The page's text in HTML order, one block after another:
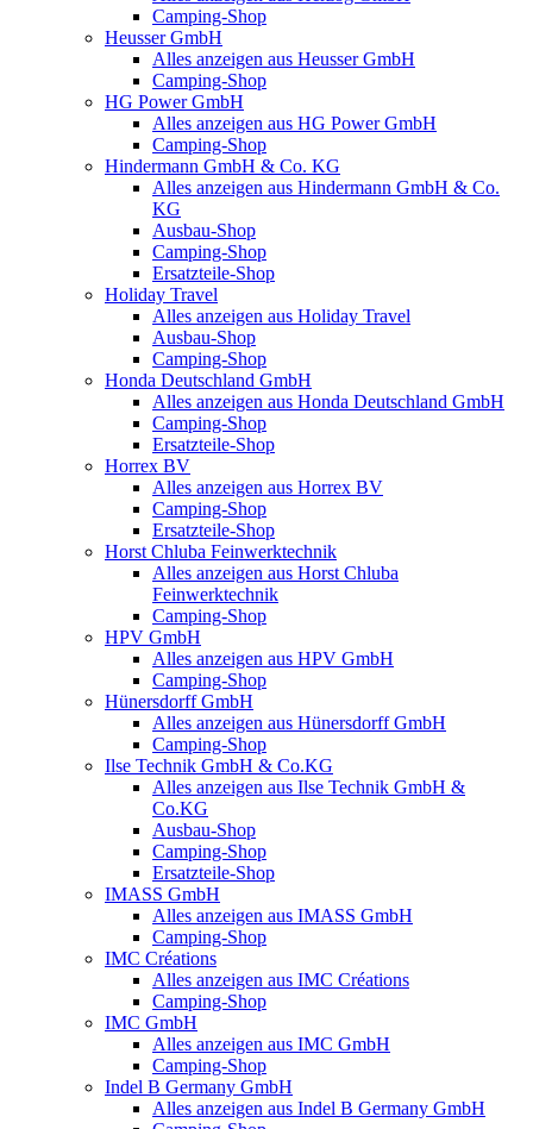
Camping-Shop
Heusser GmbH
Alles anzeigen aus Heusser GmbH
Camping-Shop
HG Power GmbH
Alles anzeigen aus HG Power GmbH
Camping-Shop
Hindermann GmbH & Co. KG
Alles anzeigen aus Hindermann GmbH & Co.
KG
Ausbau-Shop
Camping-Shop
Ersatzteile-Shop
Holiday Travel
Alles anzeigen aus Holiday Travel
Ausbau-Shop
Camping-Shop
Honda Deutschland GmbH
Alles anzeigen aus Honda Deutschland GmbH
Camping-Shop
Ersatzteile-Shop
Horrex BV
Alles anzeigen aus Horrex BV
Camping-Shop
Ersatzteile-Shop
Horst Chluba Feinwerktechnik
Alles anzeigen aus Horst Chluba
Feinwerktechnik
Camping-Shop
HPV GmbH
Alles anzeigen aus HPV GmbH
Camping-Shop
Hünersdorff GmbH
Alles anzeigen aus Hünersdorff GmbH
Camping-Shop
Ilse Technik GmbH & Co.KG
Alles anzeigen aus Ilse Technik GmbH &
Co.KG
Ausbau-Shop
Camping-Shop
Ersatzteile-Shop
IMASS GmbH
Alles anzeigen aus IMASS GmbH
Camping-Shop
IMC Créations
Alles anzeigen aus IMC Créations
Camping-Shop
IMC GmbH
Alles anzeigen aus IMC GmbH
Camping-Shop
Indel B Germany GmbH
Alles anzeigen aus Indel B Germany GmbH